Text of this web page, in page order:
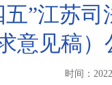
五”江苏
求意见稿
时间：